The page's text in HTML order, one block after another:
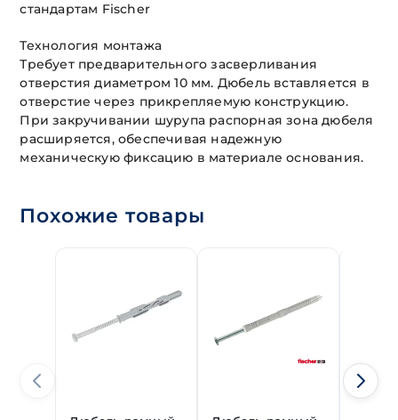
стандартам Fischer
Технология монтажа
Требует предварительного засверливания
отверстия диаметром 10 мм. Дюбель вставляется в
отверстие через прикрепляемую конструкцию.
При закручивании шурупа распорная зона дюбеля
расширяется, обеспечивая надежную
механическую фиксацию в материале основания.
Похожие товары